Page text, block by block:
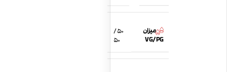
میزان
VG/PG
50 /
50